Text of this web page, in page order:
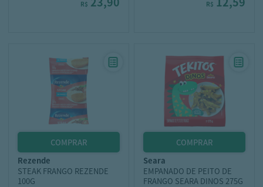
R$ R$
rezende
STEAK FRANGO REZENDE
100G
seara
EMPANADO DE PEITO DE
FRANGO SEARA DINOS 275G